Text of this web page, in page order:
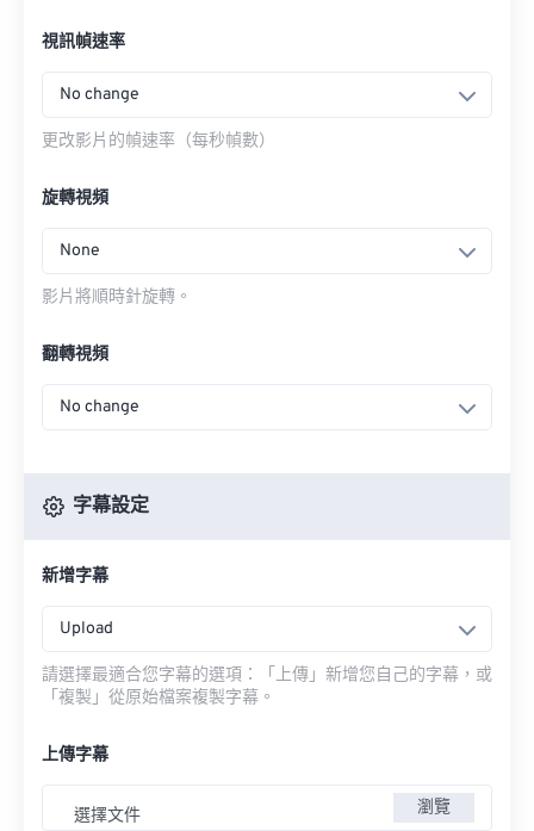
視訊幀速率
No change
更改影片的幀速率（每秒幀數）
旋轉視頻
None
影片將順時針旋轉。
翻轉視頻
No change
字幕設定
新增字幕
Upload
請選擇最適合您字幕的選項：「上傳」新增您自己的字幕，或
「複製」從原始檔案複製字幕。
上傳字幕
選擇文件 瀏覽